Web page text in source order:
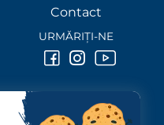
Contact
URMĂRIȚI-NE